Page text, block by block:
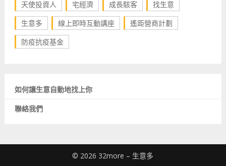
天使投資人
宅經濟 成長駭客
找生意
生意多
線上即時互動講座
遙距營商計劃
防疫抗疫基金
如何讓生意自動地找上你
聯絡我們
© 2026 32more – 生意多